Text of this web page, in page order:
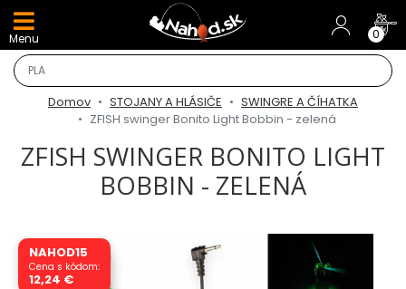
Menu 0
Domov STOJANY A HLÁSIČE
SWINGRE A ČÍHATKA
ZFISH swinger Bonito Light Bobbin - zelená
ZFISH SWINGER BONITO LIGHT
BOBBIN - ZELENÁ
NAHOD15
Cena s kódom:
12,24 €
DARČEKY A AKCIE
TOP AKCIE
Odporúčame
AKCIA 1+1